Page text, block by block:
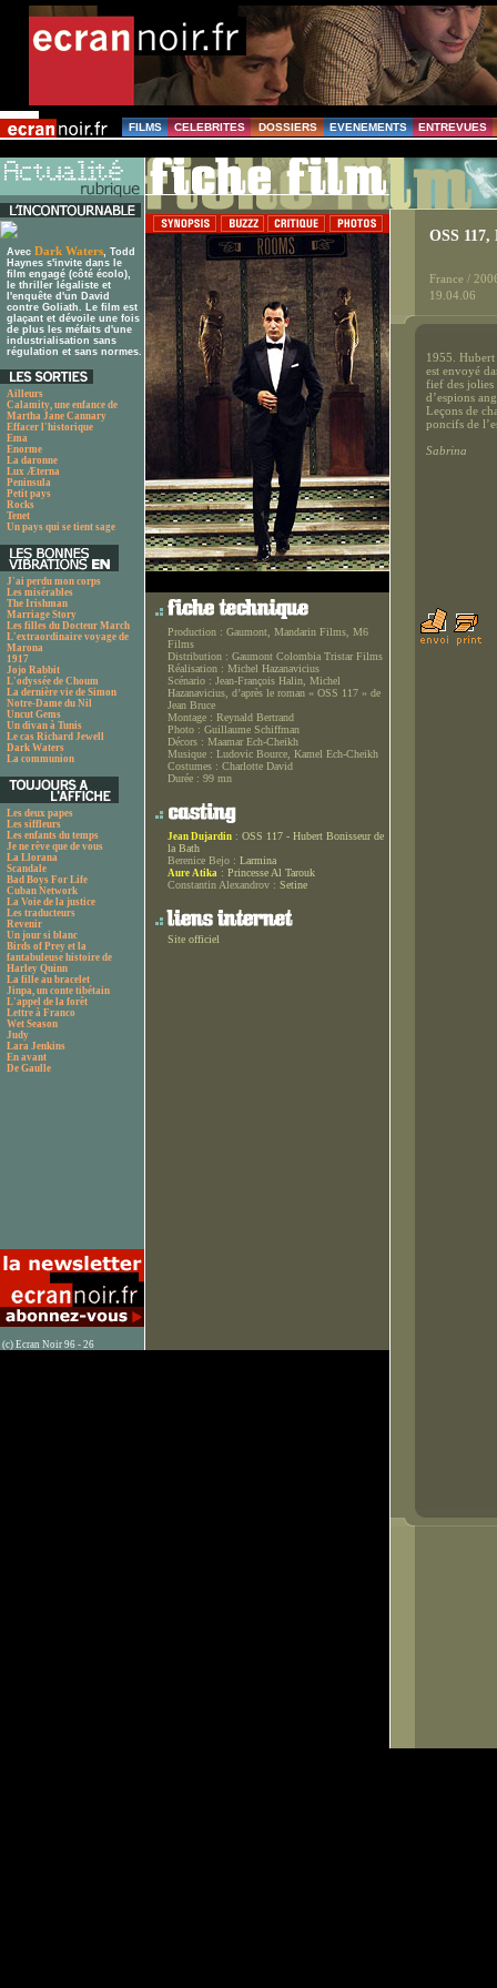
FILMS CELEBRITES DOSSIERS EVENEMENTS ENTREVUES
Avec Dark Waters, Todd
Haynes s'invite dans le
film engagé (côté écolo),
le thriller légaliste et
l'enquête d'un David
contre Goliath. Le film est
glaçant et dévoile une fois
de plus les méfaits d'une
industrialisation sans
régulation et sans normes.
Ailleurs
Calamity, une enfance de
Martha Jane Cannary
Effacer l'historique
Ema
Enorme
La daronne
Lux Æterna
Peninsula
Petit pays
Rocks
Tenet
Un pays qui se tient sage
J'ai perdu mon corps
Les misérables
The Irishman
Marriage Story
Les filles du Docteur March
L'extraordinaire voyage de
Marona
1917
Jojo Rabbit
L'odyssée de Choum
La dernière vie de Simon
Notre-Dame du Nil
Uncut Gems
Un divan à Tunis
Le cas Richard Jewell
Dark Waters
La communion
Les deux papes
Les siffleurs
Les enfants du temps
Je ne rêve que de vous
La Llorana
Scandale
Bad Boys For Life
Cuban Network
La Voie de la justice
Les traducteurs
Revenir
Un jour si blanc
Birds of Prey et la
fantabuleuse histoire de
Harley Quinn
La fille au bracelet
Jinpa, un conte tibétain
L'appel de la forêt
Lettre à Franco
Wet Season
Judy
Lara Jenkins
En avant
De Gaulle
(c) Ecran Noir 96 - 26
Production : Gaumont, Mandarin Films, M6
Films
Distribution : Gaumont Colombia Tristar Films
Réalisation : Michel Hazanavicius
Scénario : Jean-François Halin, Michel
Hazanavicius, d’après le roman « OSS 117 » de
Jean Bruce
Montage : Reynald Bertrand
Photo : Guillaume Schiffman
Décors : Maamar Ech-Cheikh
Musique : Ludovic Bource, Kamel Ech-Cheikh
Costumes : Charlotte David
Durée : 99 mn
Jean Dujardin : OSS 117 - Hubert Bonisseur de
la Bath
Berenice Bejo : Larmina
Aure Atika : Princesse Al Tarouk
Constantin Alexandrov : Setine
Site officiel
OSS 117,
France /
19.04.06
1955. Hubert
est envoyé
fief des jolies
d’espions
Leçons de
poncifs de
Sabrina